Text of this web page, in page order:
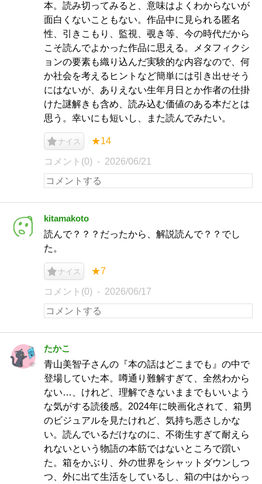
本。読み切ってみると、意味はよくわからないが
面白くないこともない。作品中に見られる匿名
性、引きこもり、監視、覗き等、今の時代だから
こそ読んでよかった作品に思える。メタフィクシ
ョンの要素も織り込んだ実験的な内容なので、何
か社会を考えるヒントなど簡単には引き出せそう
にはないが、ありえない生年月日とか作者の仕掛
けた謎解きも含め、読み込む価値のある本だとは
思う。幸いにも短いし、また読んでみたい。
ナイス ★14
コメント(0) 2026/06/21
kitamakoto
読んで？？？だったから、解説読んで？？でし
た。
ナイス ★7
コメント(0) 2026/06/17
たかこ
青山美智子さんの『本の話はどこまでも』の中で
登場していた本。噂通り難解すぎて、全然わから
ない…、けれど、理解できないままでもいいよう
な気がする読後感。2024年に映画化されて、箱男
のビジュアルを見たけれど、気持ち悪さしかな
い。読んでいるだけなのに、不衛生すぎて耐えら
れないという物語の本筋ではないところで躓い
た。箱をかぶり、外の世界をシャットダウンしつ
つ、外に出て生活をしているし、箱の中はからっ